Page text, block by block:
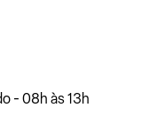
- 08h às 13h